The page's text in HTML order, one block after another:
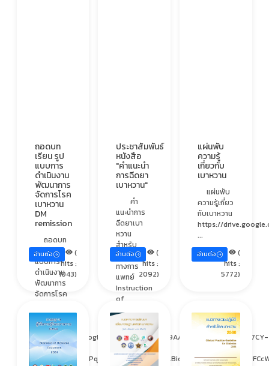
ถอดบท
เรียน รูป
แบบการ
ดำเนินงาน
พัฒนาการ
จัดการโรค
เบาหวาน
DM
remission
ถอดบท
เรียน รูป
แบบการ
ดำเนินงาน
พัฒนาการ
จัดการโรค
DM
remission
https://drive.google.com/file/d/1ZjtVdO9AANnL5NbJcG5hDAtgxu7CY-
er/view?
อ่านต่อ
(
hits :
1043)
ประชาสัมพันธ์
หนังสือ
"คำแนะนำ
การฉีดยา
เบาหวาน"
คำ
แนะนำการ
ฉีดยาเบา
หวาน
สำหรับ
บุคลากร
ทางการ
แพทย์
Instruction
of
Drug
Injection
Techniques
for
Medical
อ่านต่อ
(
hits :
2092)
แผ่นพับ
ความรู้
เกี่ยวกับ
เบาหวาน
แผ่นพับ
ความรู้เกี่ยว
กับเบาหวาน
https://
...
อ่านต่อ
(
hits :
5772)